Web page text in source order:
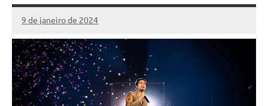
9 de janeiro de 2024
Marcelo
Fachin